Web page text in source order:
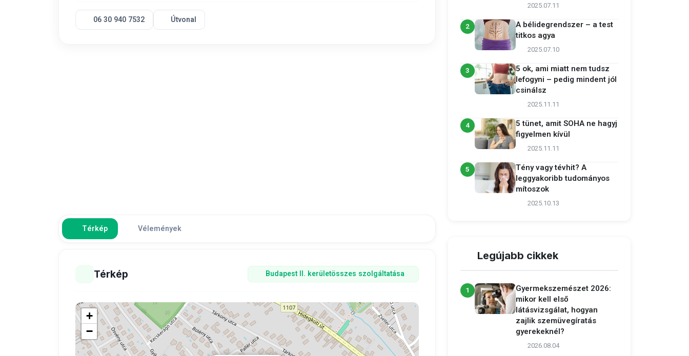
06 30 940 7532 Útvonal
Térkép Vélemények
Térkép Budapest II. kerületösszes szolgáltatása
+
−
2025.07.11
2
A bélidegrendszer – a test
titkos agya
2025.07.10
3
5 ok, ami miatt nem tudsz
lefogyni – pedig mindent jól
csinálsz
2025.11.11
4
5 tünet, amit SOHA ne hagyj
figyelmen kívül
2025.11.11
5
Tény vagy tévhit? A
leggyakoribb tudományos
mítoszok
2025.10.13
Legújabb cikkek
1
Gyermekszemészet 2026:
mikor kell első
látásvizsgálat, hogyan
zajlik szemüvegíratás
gyerekeknél?
2026.08.04